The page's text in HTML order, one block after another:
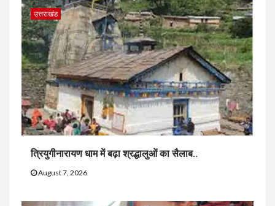
उत्तराखंड
त्रियुगीनारायण धाम में बढ़ा श्रद्धालुओं का सैलाब..
August 7, 2026